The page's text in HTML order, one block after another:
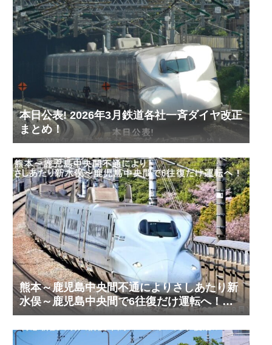
本日公表! 2026年3月鉄道各社一斉ダイヤ改正
まとめ！
熊本～鹿児島中央間不通によりさしあたり新
水俣～鹿児島中央間で6往復だけ運転へ！
九州新幹線臨時ダイヤ運転(2026年8月)